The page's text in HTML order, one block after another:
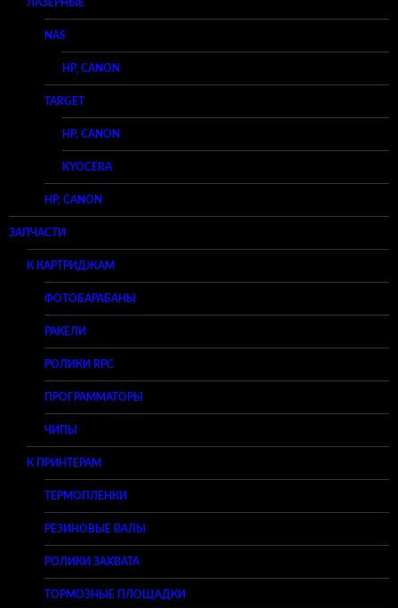
ЛАЗЕРНЫЕ
NAS
HP, CANON
TARGET
HP, CANON
KYOCERA
HP, CANON
ЗАПЧАСТИ
К КАРТРИДЖАМ
ФОТОБАРАБАНЫ
РАКЕЛИ
РОЛИКИ RPC
ПРОГРАММАТОРЫ
ЧИПЫ
К ПРИНТЕРАМ
ТЕРМОПЛЕНКИ
РЕЗИНОВЫЕ ВАЛЫ
РОЛИКИ ЗАХВАТА
ТОРМОЗНЫЕ ПЛОЩАДКИ